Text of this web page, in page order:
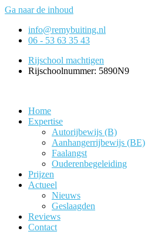
Ga naar de inhoud
info@remybuiting.nl
06 - 53 63 35 43
Rijschool machtigen
Rijschoolnummer: 5890N9
Home
Expertise
Autorijbewijs (B)
Aanhangerrijbewijs (BE)
Faalangst
Ouderenbegeleiding
Prijzen
Actueel
Nieuws
Geslaagden
Reviews
Contact